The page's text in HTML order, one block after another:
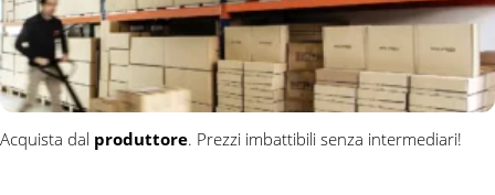
Acquista dal produttore. Prezzi imbattibili senza intermediari!